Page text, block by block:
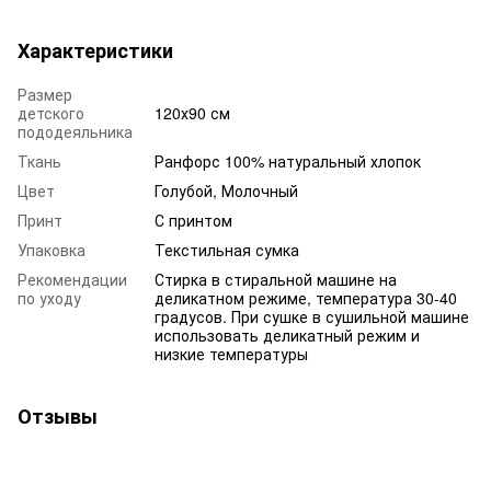
Характеристики
Размер
детского
пододеяльника
120х90 см
Ткань
Ранфорс 100% натуральный хлопок
Цвет
Голубой, Молочный
Принт
С принтом
Упаковка
Текстильная сумка
Рекомендации
по уходу
Стирка в стиральной машине на
деликатном режиме, температура 30-40
градусов. При сушке в сушильной машине
использовать деликатный режим и
низкие температуры
Отзывы